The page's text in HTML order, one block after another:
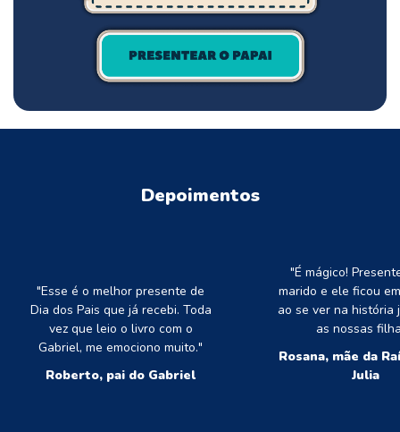
Depoimentos
"Esse é o melhor presente de
Dia dos Pais que já recebi. Toda
vez que leio o livro com o
Gabriel, me emociono muito."
Roberto, pai do Gabriel
"É mágico!
marido e ele ficou
ao se ver na história
as nossas
Rosana, mãe da
Julia